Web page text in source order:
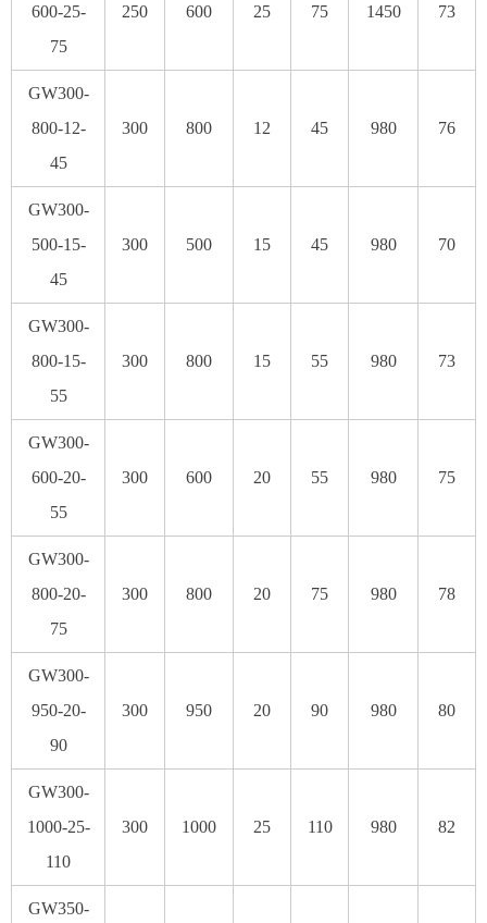
600-25-
75
250 600 25 75 1450 73
GW300-
800-12-
45
300 800 12 45 980 76
GW300-
500-15-
45
300 500 15 45 980 70
GW300-
800-15-
55
300 800 15 55 980 73
GW300-
600-20-
55
300 600 20 55 980 75
GW300-
800-20-
75
300 800 20 75 980 78
GW300-
950-20-
90
300 950 20 90 980 80
GW300-
1000-25-
110
300 1000 25 110 980 82
GW350-